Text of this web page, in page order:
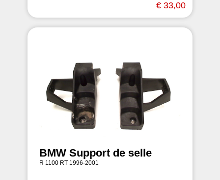
€ 33,00
BMW Support de selle
R 1100 RT 1996-2001